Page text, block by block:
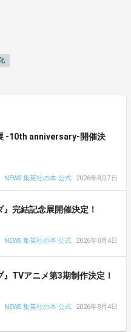
-10th anniversary-開催決
NEWS 集英社の本 公式
2026年8月7日
』完結記念展開催決定！
NEWS 集英社の本 公式
2026年8月4日
』TVアニメ第3期制作決定！
NEWS 集英社の本 公式
2026年8月4日